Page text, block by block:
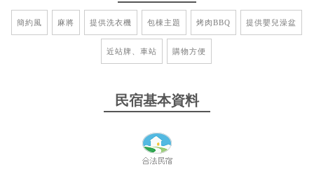
簡約風 麻將 提供洗衣機 包棟主題 烤肉BBQ 提供嬰兒澡盆
近站牌、車站 購物方便
民宿基本資料